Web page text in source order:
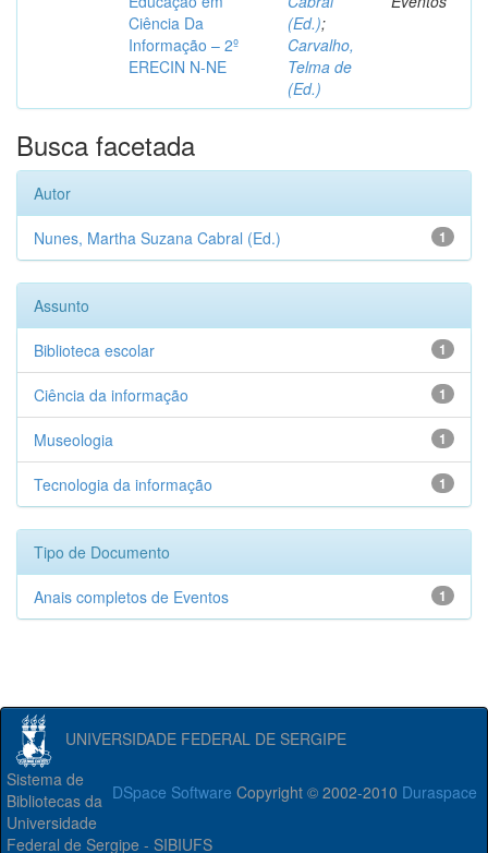
Ciência Da
Informação – 2º
ERECIN N-NE
(Ed.);
Carvalho,
Telma de
(Ed.)
Busca facetada
Autor
1
Nunes, Martha Suzana Cabral (Ed.)
Assunto
1
Biblioteca escolar
1
Ciência da informação
1
Museologia
1
Tecnologia da informação
Tipo de Documento
1
Anais completos de Eventos
UNIVERSIDADE FEDERAL DE SERGIPE
DSpace Software Copyright © 2002-2010 Duraspace
Sistema de
Bibliotecas da
Universidade
Federal de Sergipe - SIBIUFS